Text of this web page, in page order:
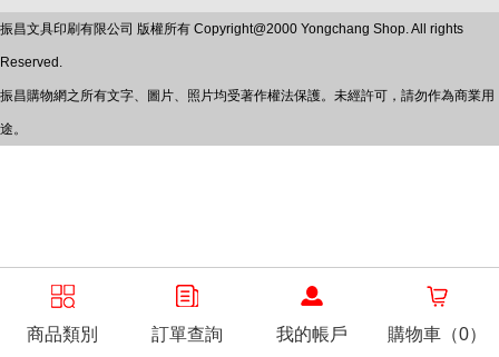
商品類別 訂單查詢 我的帳戶 購物車（0）
振昌文具印刷有限公司 版權所有 Copyright@2000 Yongchang Shop. All rights
Reserved.
振昌購物網之所有文字、圖片、照片均受著作權法保護。未經許可，請勿作為商業用
途。